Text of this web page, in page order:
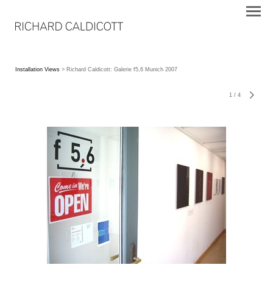
Installation Views > Richard Caldicott: Galerie f5,6 Munich 2007
1 / 4